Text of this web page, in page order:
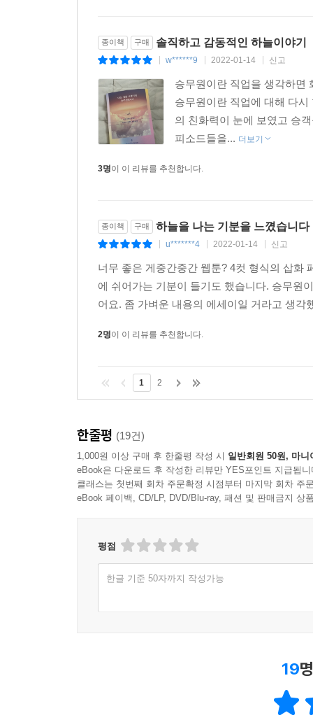
종이책 구매 솔직하고 감동적인 하늘이야기
w******9 2022-01-14 신고
승무원이란 직업을 생각하면
승무원이란 직업에 대해 다
의 친화력이 눈에 보였고 승
피소드들을... 더보기
3명이 이 리뷰를 추천합니다.
종이책 구매 하늘을 나는 기분을 느꼈습니다
u*******4 2022-01-14 신고
너무 좋은 게중간중간 웹툰? 4컷 형식의 삽화
에 쉬어가는 기분이 들기도 했습니다. 승무원
어요. 좀 가벼운 내용의 에세이일 거라고 생
2명이 이 리뷰를 추천합니다.
1 2
한줄평 (19건)
1,000원 이상 구매 후 한줄평 작성 시 일반회원 50원, 마니
eBook은 다운로드 후 작성한 리뷰만 YES포인트 지급됩니
클래스는 첫번째 회차 주문확정 시점부터 마지막 회차 주
eBook 페이백, CD/LP, DVD/Blu-ray, 패션 및 판매금지 상
평점
한글 기준 50자까지 작성가능
19